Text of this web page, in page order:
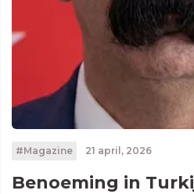
#Magazine 21 april, 2026
Benoeming in